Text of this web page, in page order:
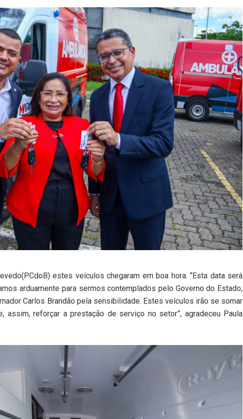
estes veículos chegaram em boa hora. “Esta data será
arduamente para sermos contemplados pelo Governo do Estado,
Carlos Brandão pela sensibilidade. Estes veículos irão se somar
reforçar a prestação de serviço no setor”, agradeceu Paula